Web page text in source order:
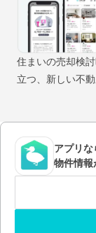
住まいの売却検
立つ、新しい不
アプリ
物件情報